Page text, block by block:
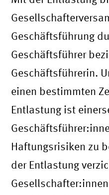
Geschäftsführung
Geschäftsführer
Geschäftsführerin.
einen bestimmten
Entlastung ist
Haftungsrisiken zu
der Entlastung